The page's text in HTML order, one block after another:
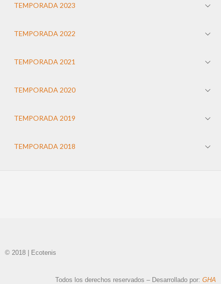
TEMPORADA 2023
TEMPORADA 2022
TEMPORADA 2021
TEMPORADA 2020
TEMPORADA 2019
TEMPORADA 2018
© 2018 | Ecotenis
Todos los derechos reservados – Desarrollado por: GHA